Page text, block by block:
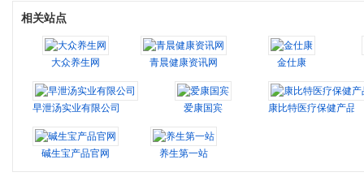
相关站点
大众养生网 青晨健康资讯网 金仕康
早泄汤实业有限公司 爱康国宾 康比特医疗保健产品
碱生宝产品官网 养生第一站